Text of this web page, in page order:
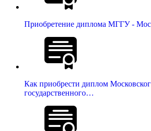
Приобретение диплома МГГУ -
Как приобрести диплом
государственного…